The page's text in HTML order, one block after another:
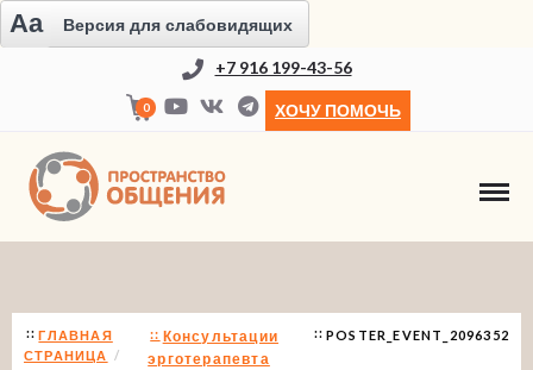
Aa Версия для слабовидящих
+7 916 199-43-56
0 ХОЧУ ПОМОЧЬ
ГЛАВНАЯ
СТРАНИЦА
Консультации
эрготерапевта
POSTER_EVENT_2096352